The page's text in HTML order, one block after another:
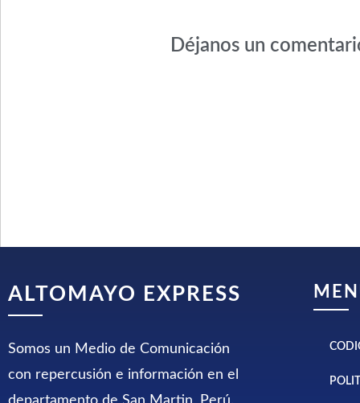
Déjanos un
ALTOMAYO EXPRESS
Somos un Medio de Comunicación
con repercusión e información en el